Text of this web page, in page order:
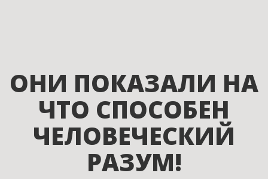
ОНИ ПОКАЗАЛИ НА
ЧТО СПОСОБЕН
ЧЕЛОВЕЧЕСКИЙ
РАЗУМ!